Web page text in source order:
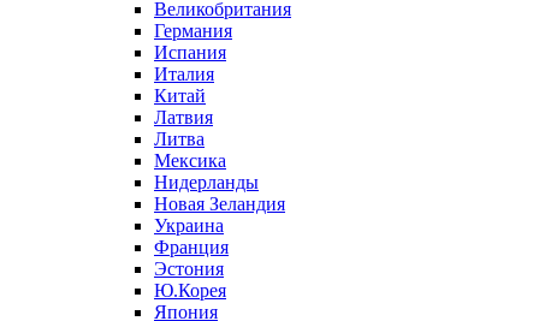
Великобритания
Германия
Испания
Италия
Китай
Латвия
Литва
Мексика
Нидерланды
Новая Зеландия
Украина
Франция
Эстония
Ю.Корея
Япония